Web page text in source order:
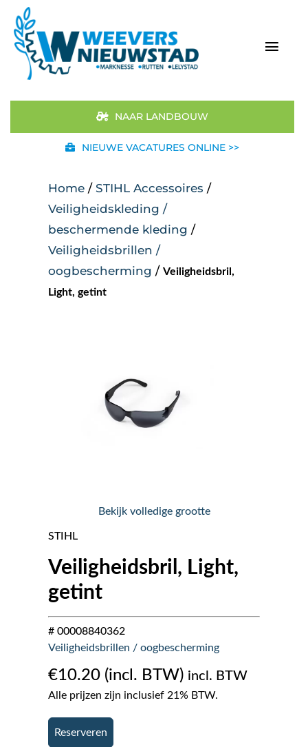
naar
inhoud
Aanbod
STIHL
Occasions
Over ons
Vacatures
NAAR LANDBOUW
NIEUWE VACATURES ONLINE >>
Home / STIHL Accessoires /
Veiligheidskleding /
beschermende kleding /
Veiligheidsbrillen /
oogbescherming / Veiligheidsbril,
Light, getint
Bekijk volledige grootte
STIHL
Veiligheidsbril, Light,
getint
# 00008840362
Veiligheidsbrillen / oogbescherming
€10.20 incl. BTW
Alle prijzen zijn inclusief 21% BTW.
Reserveren